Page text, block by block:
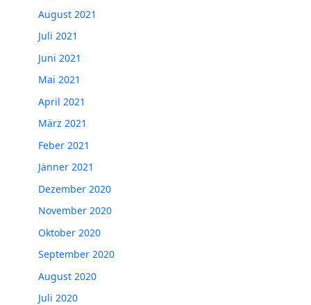
August 2021
Juli 2021
Juni 2021
Mai 2021
April 2021
März 2021
Feber 2021
Jänner 2021
Dezember 2020
November 2020
Oktober 2020
September 2020
August 2020
Juli 2020